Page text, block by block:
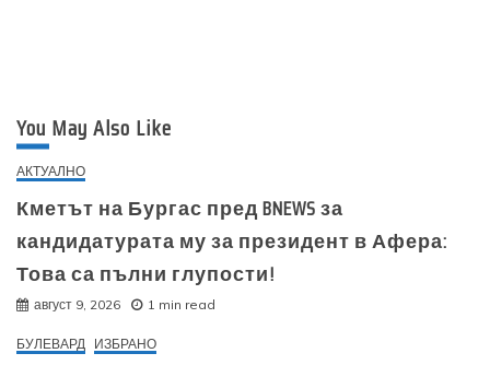
You May Also Like
АКТУАЛНО
Кметът на Бургас пред BNEWS за
кандидатурата му за президент в Афера:
Това са пълни глупости!
август 9, 2026 1 min read
БУЛЕВАРД ИЗБРАНО